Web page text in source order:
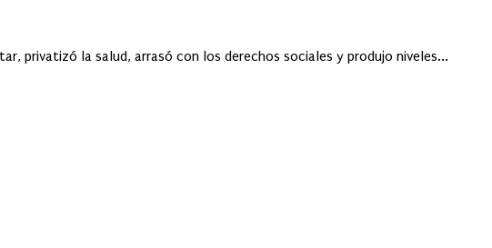
privatizó la salud, arrasó con los derechos sociales y produjo niveles...